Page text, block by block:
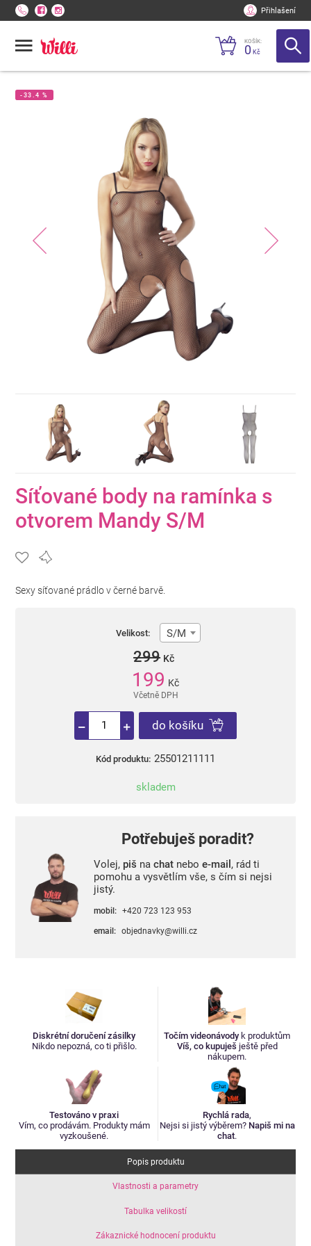
Přihlašení
KOŠÍK:
0 Kč
-33.4 %
Síťované body na ramínka s
otvorem Mandy S/M
Sexy síťované prádlo v černé barvě.
Velikost: S/M
299 Kč
199 Kč
Včetně DPH
do košíku
Kód produktu: 25501211111
skladem
Potřebuješ poradit?
Volej, piš na chatnebo e-mail , rád ti
pomohu a vysvětlím vše, s čím si nejsi
jistý.
mobil: +420 723 123 953
email: objednavky@willi.cz
Diskrétní doručení zásilky
Nikdo nepozná, co ti přišlo.
Točím videonávody k produktům
Víš, co kupuješ ještě před
nákupem.
Testováno v praxi
Vím, co prodávám. Produkty mám
vyzkoušené.
Rychlá rada,
Nejsi si jistý výběrem? Napiš mi na
chat.
Popis produktu
Vlastnosti a parametry
Tabulka velikostí
Zákaznické hodnocení produktu